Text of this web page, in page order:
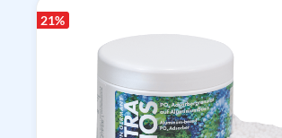
21%